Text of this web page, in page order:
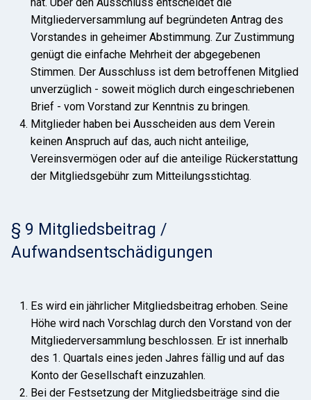
Mitgliederversammlung auf begründeten Antrag des
Vorstandes in geheimer Abstimmung. Zur Zustimmung
genügt die einfache Mehrheit der abgegebenen
Stimmen. Der Ausschluss ist dem betroffenen Mitglied
unverzüglich - soweit möglich durch eingeschriebenen
Brief - vom Vorstand zur Kenntnis zu bringen.
Mitglieder haben bei Ausscheiden aus dem Verein
keinen Anspruch auf das, auch nicht anteilige,
Vereinsvermögen oder auf die anteilige Rückerstattung
der Mitgliedsgebühr zum Mitteilungsstichtag.
§ 9 Mitgliedsbeitrag /
Aufwandsentschädigungen
Es wird ein jährlicher Mitgliedsbeitrag erhoben. Seine
Höhe wird nach Vorschlag durch den Vorstand von der
Mitgliederversammlung beschlossen. Er ist innerhalb
des 1. Quartals eines jeden Jahres fällig und auf das
Konto der Gesellschaft einzuzahlen.
Bei der Festsetzung der Mitgliedsbeiträge sind die